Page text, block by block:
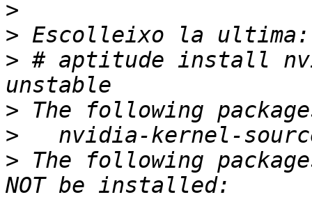
>
>
> # aptitude install
>
>
> The following